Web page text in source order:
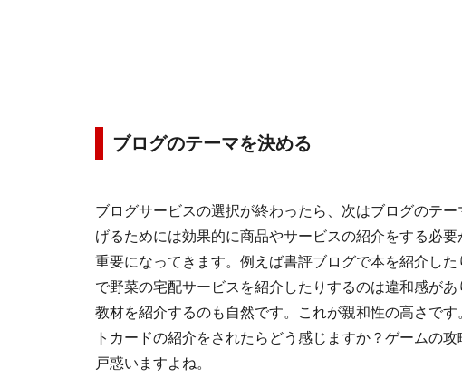
ブログのテーマを決める
ブログサービスの選択が終わったら、次はブログのテ
げるためには効果的に商品やサービスの紹介をする必
重要になってきます。例えば書評ブログで本を紹介し
で野菜の宅配サービスを紹介したりするのは違和感が
教材を紹介するのも自然です。これが親和性の高さで
トカードの紹介をされたらどう感じますか？ゲームの
戸惑いますよね。